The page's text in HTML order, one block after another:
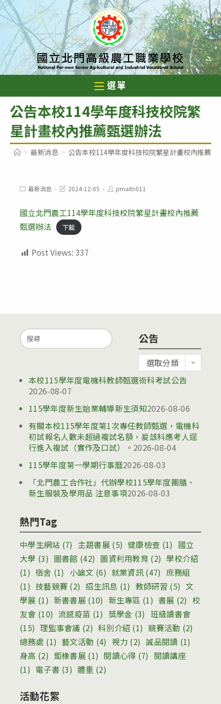
跳
轉
主
要
內
選單
公告本校114學年度科技校院繁
星計畫校內推薦甄選辦法
> 最新消息 > 公告本校114學年度科技校院繁星計畫校內推薦甄
Post最新消息
Post2024-12-05
Post
author:
pmaitn011
國立北門農工114學年度科技校院繁星計畫校內推薦
甄選辦法
下載
Post Views: 337
Search
for:
公告
告
選取分類
本校115學年度電機科教師甄選術科考試公告
2026-08-07
115學年度新生始業輔導新生須知2026-08-06
有關本校115學年度第1次專任教師甄選，電機科
初試報名人數未超過複試名額，爰該科應考人逕
行進入複試（實作及口試）。 2026-08-04
115學年度第一學期行事曆2026-08-03
「北門農工合作社」代辦學校115學年度團膳、
新生服裝及學用品 注意事項2026-08-03
熱門Tag
中學生網站 (7) 主題書展(5) 健康檢查 (1) 國立
大學 (3) 圖書館 (42) 圖資利用教育 (2) 學校介紹
(1) 宿舍 (1) 小論文 (6) 就業資訊 (47) 庶務組
(1) 技藝競賽 (2) 招生訊息 (1) 教師研習 (5) 文
學展 (1) 新書書展 (10) 新生專區 (1) 書展 (2) 校
友會 (10) 流感疫苗 (1) 獎學金 (3) 班級讀書會
(15) 理監事會議 (2) 科別介紹 (1) 競賽活動 (2)
總務處 (1) 藝文活動 (4) 視力 (2) 誠品閱讀 (1)
身高 (2) 鉅橡書展 (1) 閱讀心得 (7) 閱讀講座
(1) 電子書 (3) 體重 (2)
活動花絮